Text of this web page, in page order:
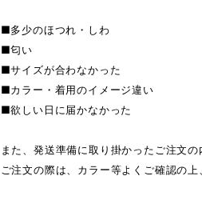
■多少のほつれ・しわ
■匂い
■サイズが合わなかった
■カラー・着用のイメージ違い
■欲しい日に届かなかった
また、発送準備に取り掛かったご注文
ご注文の際は、カラー等よくご確認の